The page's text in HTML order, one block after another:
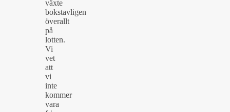
växte
bokstavligen
överallt
på
lotten.
Vi
vet
att
vi
inte
kommer
vara